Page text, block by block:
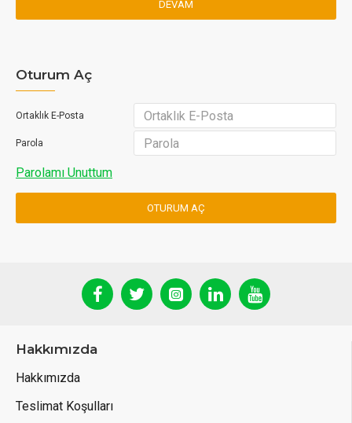
DEVAM
Oturum Aç
Ortaklık E-Posta
Parola
Parolamı Unuttum
OTURUM AÇ
Hakkımızda
Hakkımızda
Teslimat Koşulları